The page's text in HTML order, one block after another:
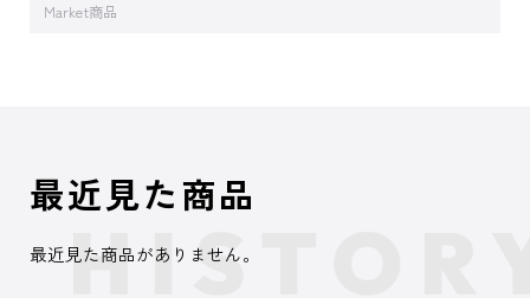
Market商品
最近見た商品
最近見た商品がありません。